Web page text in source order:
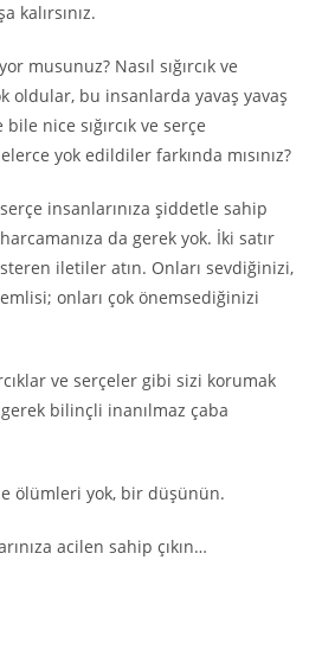
kalırsınız.
musunuz? Nasıl sığırcık ve
oldular, bu insanlarda yavaş yavaş
nice sığırcık ve serçe
yok edildiler farkında mısınız?
serçe insanlarınıza şiddetle sahip
harcamanıza da gerek yok. İki satır
iletiler atın. Onları sevdiğinizi,
onları çok önemsediğinizi
ve serçeler gibi sizi korumak
bilinçli inanılmaz çaba
ölümleri yok, bir düşünün.
acilen sahip çıkın…